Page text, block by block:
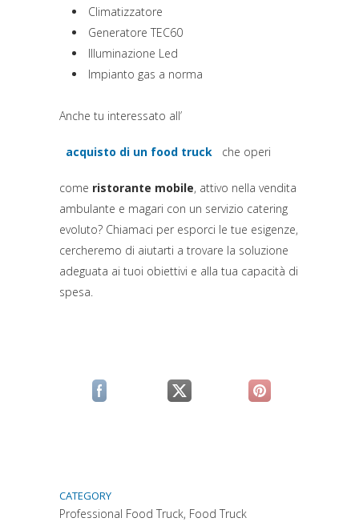
Climatizzatore
Generatore TEC60
Illuminazione Led
Impianto gas a norma
Anche tu interessato all’
acquisto di un food truck
(si apre in una nuova scheda)
che operi
come ristorante mobile, attivo nella vendita
ambulante e magari con un servizio catering
evoluto? Chiamaci per esporci le tue esigenze,
cercheremo di aiutarti a trovare la soluzione
adeguata ai tuoi obiettivi e alla tua capacità di
spesa.
(si apre in una nuova scheda)
(si apre in una nuova scheda)
(si apre in una
CATEGORY
Professional Food Truck, Food Truck